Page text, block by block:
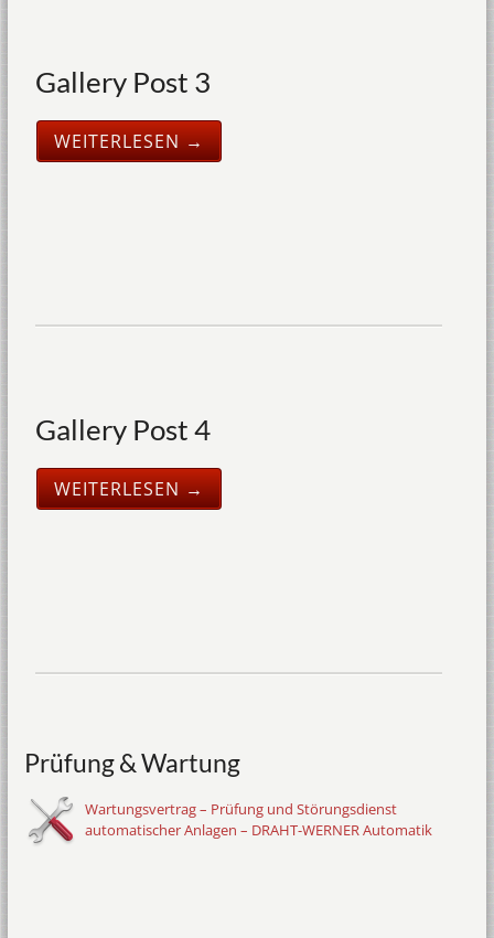
Gallery Post 3
WEITERLESEN →
Gallery Post 4
WEITERLESEN →
Prüfung & Wartung
Wartungsvertrag – Prüfung und Störungsdienst
automatischer Anlagen – DRAHT-WERNER Automatik